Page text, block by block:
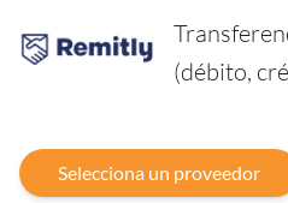
(débito,
Selecciona un proveedor